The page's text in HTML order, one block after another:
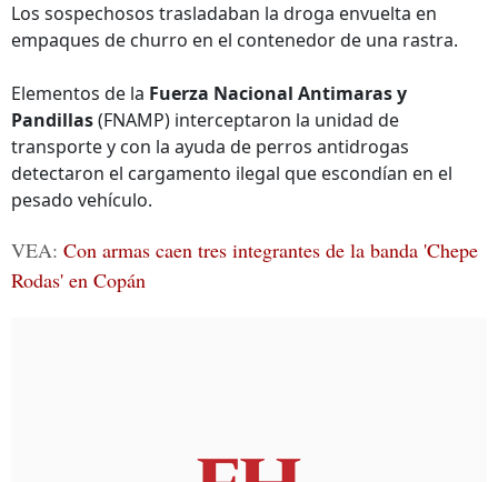
Los sospechosos trasladaban la droga envuelta en
empaques de churro en el contenedor de una rastra.
Elementos de la Fuerza Nacional Antimaras y
Pandillas(FNAMP) interceptaron la unidad de
transporte y con la ayuda de perros antidrogas
detectaron el cargamento ilegal que escondían en el
pesado vehículo.
VEA: Con armas caen tres integrantes de la banda 'Chepe
Rodas' en Copán